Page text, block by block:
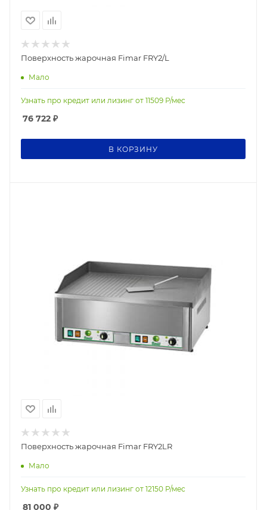
Поверхность жарочная Fimar FRY2/L
Мало
Узнать про кредит или лизинг от 11509 Р/мес
76 722 ₽
В КОРЗИНУ
Поверхность жарочная Fimar FRY2LR
Мало
Узнать про кредит или лизинг от 12150 Р/мес
81 000 ₽